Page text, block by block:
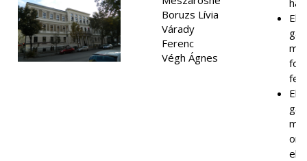
Boruzs Lívia
Várady
Ferenc
Végh Ágnes